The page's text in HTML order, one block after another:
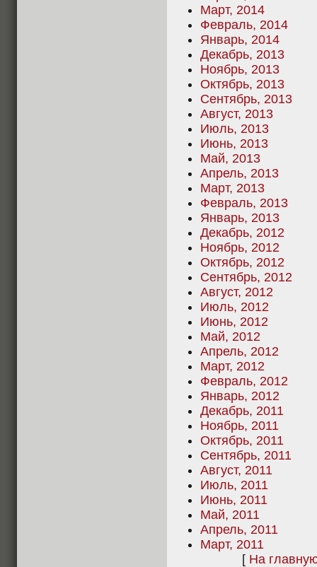
Март, 2014
Февраль, 2014
Январь, 2014
Декабрь, 2013
Ноябрь, 2013
Октябрь, 2013
Сентябрь, 2013
Август, 2013
Июль, 2013
Июнь, 2013
Май, 2013
Апрель, 2013
Март, 2013
Февраль, 2013
Январь, 2013
Декабрь, 2012
Ноябрь, 2012
Октябрь, 2012
Сентябрь, 2012
Август, 2012
Июль, 2012
Июнь, 2012
Май, 2012
Апрель, 2012
Март, 2012
Февраль, 2012
Январь, 2012
Декабрь, 2011
Ноябрь, 2011
Октябрь, 2011
Сентябрь, 2011
Август, 2011
Июль, 2011
Июнь, 2011
Май, 2011
Апрель, 2011
Март, 2011
[ На